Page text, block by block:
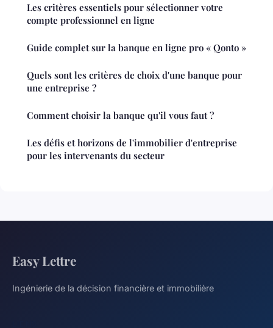
Les critères essentiels pour sélectionner votre
compte professionnel en ligne
Guide complet sur la banque en ligne pro « Qonto »
Quels sont les critères de choix d'une banque pour
une entreprise ?
Comment choisir la banque qu'il vous faut ?
Les défis et horizons de l'immobilier d'entreprise
pour les intervenants du secteur
Easy Lettre
Ingénierie de la décision financière et immobilière